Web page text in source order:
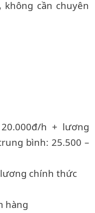
cần chuyên
h + lương
bình: 25.500 –
chính thức
hàng